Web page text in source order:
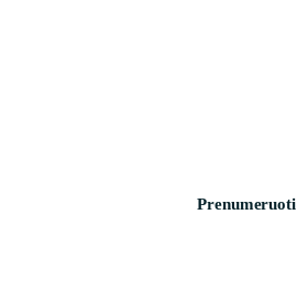
Prenumeruoti